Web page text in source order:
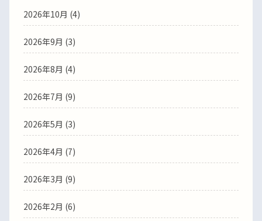
2026年10月 (4)
2026年9月 (3)
2026年8月 (4)
2026年7月 (9)
2026年5月 (3)
2026年4月 (7)
2026年3月 (9)
2026年2月 (6)